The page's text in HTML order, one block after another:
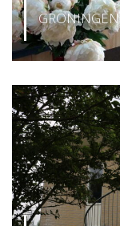
GRONINGEN